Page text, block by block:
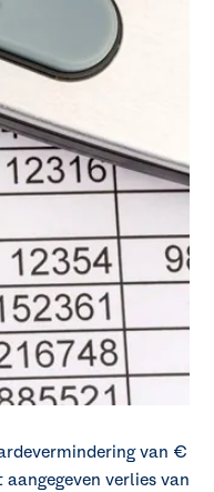
van €
verlies van